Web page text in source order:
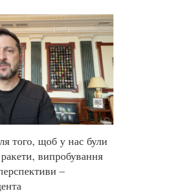
того, щоб у нас були
ракети, випробування
–